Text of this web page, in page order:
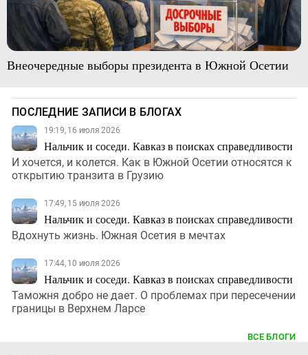
Внеочередные выборы президента в Южной Осетии
ПОСЛЕДНИЕ ЗАПИСИ В БЛОГАХ
19:19, 16 июля 2026
Нальчик и соседи. Кавказ в поисках справедливости
И хочется, и колется. Как в Южной Осетии относятся к
открытию транзита в Грузию
17:49, 15 июля 2026
Нальчик и соседи. Кавказ в поисках справедливости
Вдохнуть жизнь. Южная Осетия в мечтах
17:44, 10 июля 2026
Нальчик и соседи. Кавказ в поисках справедливости
Таможня добро не дает. О проблемах при пересечении
границы в Верхнем Ларсе
ВСЕ БЛОГИ